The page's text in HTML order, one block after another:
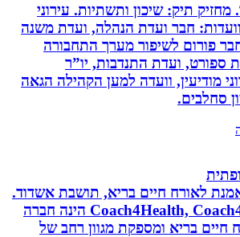
תיק: שיכון ותשתיות. עירוני
חבר ועדת הנהלה, ועדת משנה
פורום לשיפור מערך התחבורה
ועדת התנדבות, יו”ר
מודיעין, וועדה למען הקהילה הגאה
לאורח חיים בריא, תושבת אשדוד.
בעלת Coach4Health, Coach4health הינה חברה
בריא ומספקת מגוון רחב של